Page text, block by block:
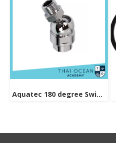
Aquatec 180 degree Swivel Connector